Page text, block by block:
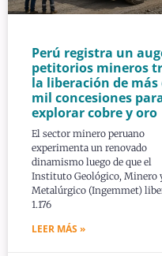
Perú registra un
petitorios mineros
la liberación de más
mil concesiones
explorar cobre y oro
El sector minero peruano
experimenta un renovado
dinamismo luego de que el
Instituto Geológico, Minero
Metalúrgico (Ingemmet)
1.176
LEER MÁS »